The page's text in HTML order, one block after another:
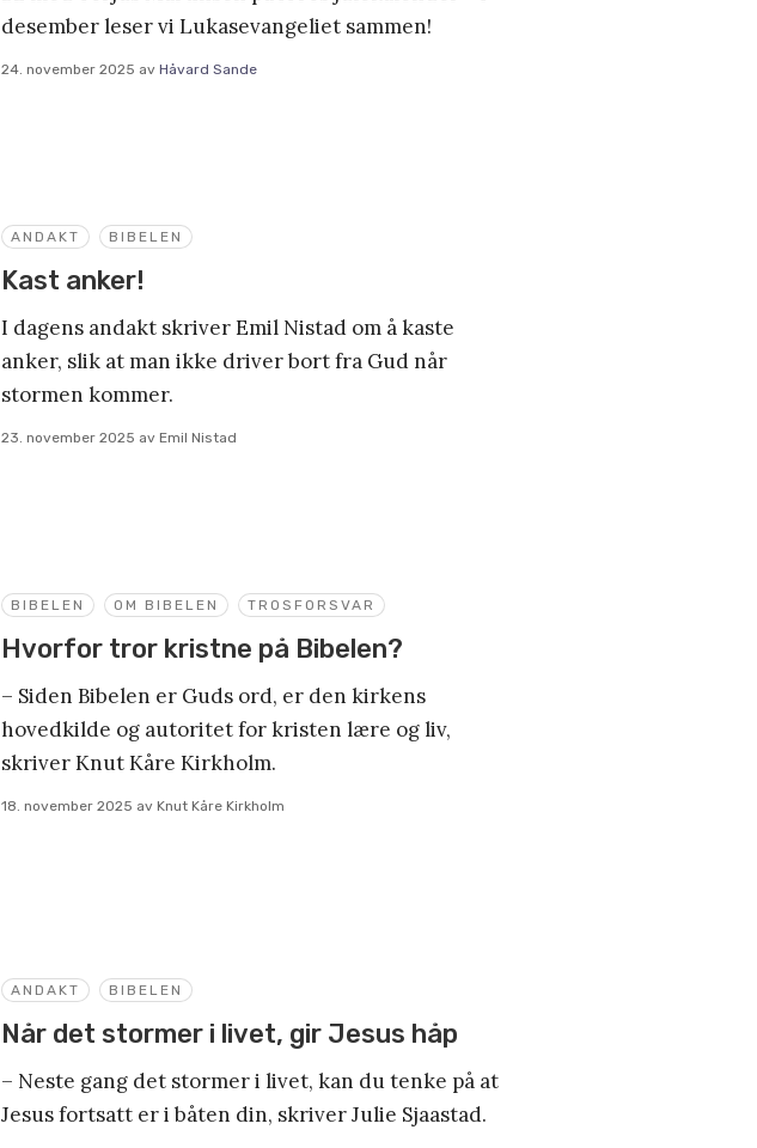
desember leser vi Lukasevangeliet sammen!
24. november 2025 av Håvard Sande
ANDAKT BIBELEN
Kast anker!
I dagens andakt skriver Emil Nistad om å kaste
anker, slik at man ikke driver bort fra Gud når
stormen kommer.
23. november 2025 av Emil Nistad
BIBELEN OM BIBELEN TROSFORSVAR
Hvorfor tror kristne på Bibelen?
– Siden Bibelen er Guds ord, er den kirkens
hovedkilde og autoritet for kristen lære og liv,
skriver Knut Kåre Kirkholm.
18. november 2025 av Knut Kåre Kirkholm
ANDAKT BIBELEN
Når det stormer i livet, gir Jesus håp
– Neste gang det stormer i livet, kan du tenke på at
Jesus fortsatt er i båten din, skriver Julie Sjaastad.